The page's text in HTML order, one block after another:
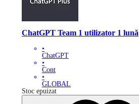
ChatGPT Team 1 utilizator 1 lună
•
ChatGPT
•
Cont
•
GLOBAL
Stoc epuizat